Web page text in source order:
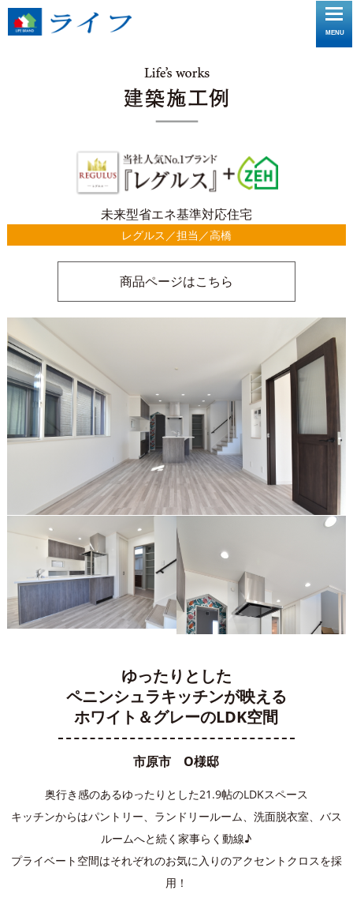
toggle
MENU
未来型省エネ基準対応住宅
レグルス／担当／高橋
商品ページはこちら
ゆったりとした
ペニンシュラキッチンが映える
ホワイト＆グレーのLDK空間
市原市 O様邸
奥行き感のあるゆったりとした21.9帖のLDKスペース
キッチンからはパントリー、ランドリールーム、洗面脱衣室、バス
ルームへと続く家事らく動線♪
プライベート空間はそれぞれのお気に入りのアクセントクロスを採
用！